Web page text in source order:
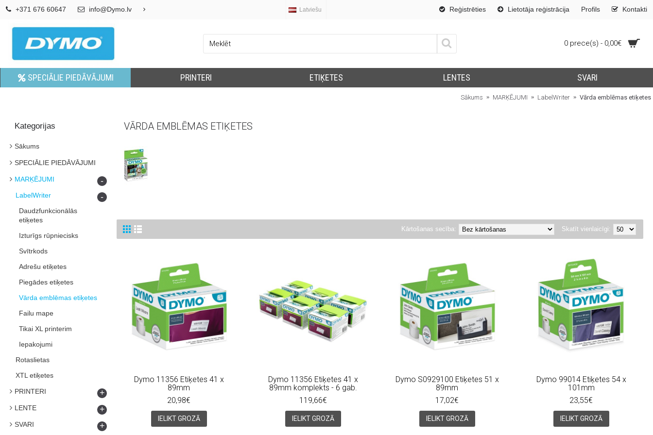
+371 676 60647 info@Dymo.lv Latviešu Reģistrēties Lietotāja reģistrācija Profils Kontakti
0 prece(s) - 0,00€
SPECIĀLIE PIEDĀVĀJUMI PRINTERI ETIĶETES LENTES SVARI
Sākums MARĶĒJUMI LabelWriter Vārda emblēmas etiķetes
Kategorijas
Sākums
SPECIĀLIE PIEDĀVĀJUMI
MARĶĒJUMI -
LabelWriter -
Daudzfunkcionālās
etiķetes
Izturīgs rūpniecisks
Svītrkods
Adrešu etiķetes
Piegādes etiķetes
Vārda emblēmas etiķetes
Failu mape
Tikai XL printerim
Iepakojumi
Rotaslietas
XTL etiķetes
PRINTERI +
LENTE +
SVARI +
VĀRDA EMBLĒMAS ETIĶETES
Skatīt vienlaicīgi:
Kārtošanas secība:
Dymo 11356 Etiķetes 41 x
89mm
20,98€
IELIKT GROZĀ
Dymo 11356 Etiķetes 41 x
89mm komplekts - 6 gab.
119,66€
IELIKT GROZĀ
Dymo S0929100 Etiķetes 51 x
89mm
17,02€
IELIKT GROZĀ
Dymo 99014 Etiķetes 54 x
101mm
23,55€
IELIKT GROZĀ